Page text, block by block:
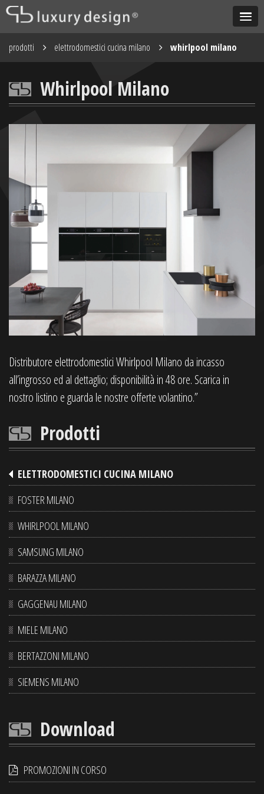
prodotti elettrodomestici cucina milano whirlpool milano
Whirlpool Milano
Distributore elettrodomestici Whirlpool Milano da incasso
all’ingrosso ed al dettaglio; disponibilità in 48 ore. Scarica in
nostro listino e guarda le nostre offerte volantino.”
Prodotti
ELETTRODOMESTICI CUCINA MILANO
FOSTER MILANO
WHIRLPOOL MILANO
SAMSUNG MILANO
BARAZZA MILANO
GAGGENAU MILANO
MIELE MILANO
BERTAZZONI MILANO
SIEMENS MILANO
Download
PROMOZIONI IN CORSO